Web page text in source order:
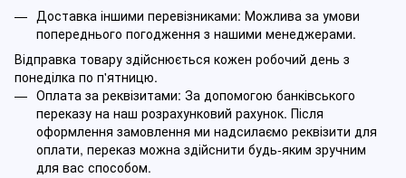
Доставка іншими перевізниками: Можлива за умови
попереднього погодження з нашими менеджерами.
Відправка товару здійснюється кожен робочий день з
понеділка по п'ятницю.
Оплата за реквізитами: За допомогою банківського
переказу на наш розрахунковий рахунок. Після
оформлення замовлення ми надсилаємо реквізити для
оплати, переказ можна здійснити будь-яким зручним
для вас способом.